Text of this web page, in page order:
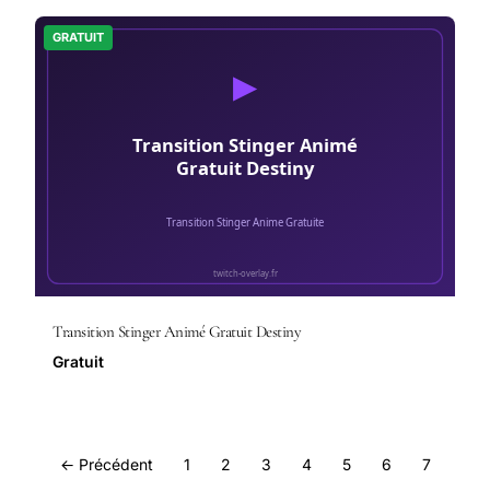
GRATUIT
Transition Stinger Animé Gratuit Destiny
Gratuit
← Précédent 1 2 3 4 5 6 7